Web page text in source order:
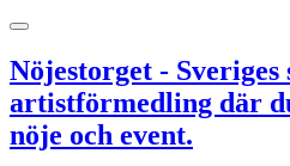
Nöjestorget - Sveriges
artistförmedling där
nöje och event.